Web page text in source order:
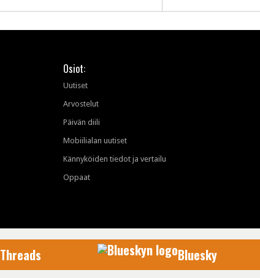
Osiot:
Uutiset
Arvostelut
Päivän diili
Mobiilialan uutiset
Kännyköiden tiedot ja vertailu
Oppaat
Threads Bluesky